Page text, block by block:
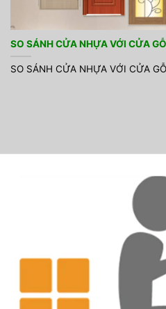
SO SÁNH CỬA NHỰA VỚI CỬA
SO SÁNH CỬA NHỰA VỚI